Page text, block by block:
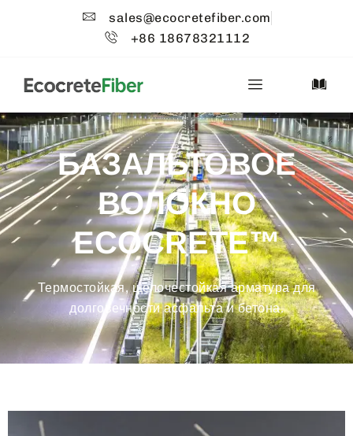
sales@ecocretefiber.com
+86 18678321112
БАЗАЛЬТОВОЕ
ВОЛОКНО
ECOCRETE™
Термостойкая, щелочестойкая арматура для
долговечности асфальта и бетона.